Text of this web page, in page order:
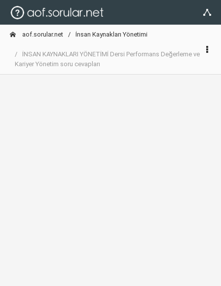
aof.sorular.net İnsan Kaynakları Yönetimi
İNSAN KAYNAKLARI YÖNETİMİ Dersi Performans Değerleme ve
Kariyer Yönetim soru cevapları